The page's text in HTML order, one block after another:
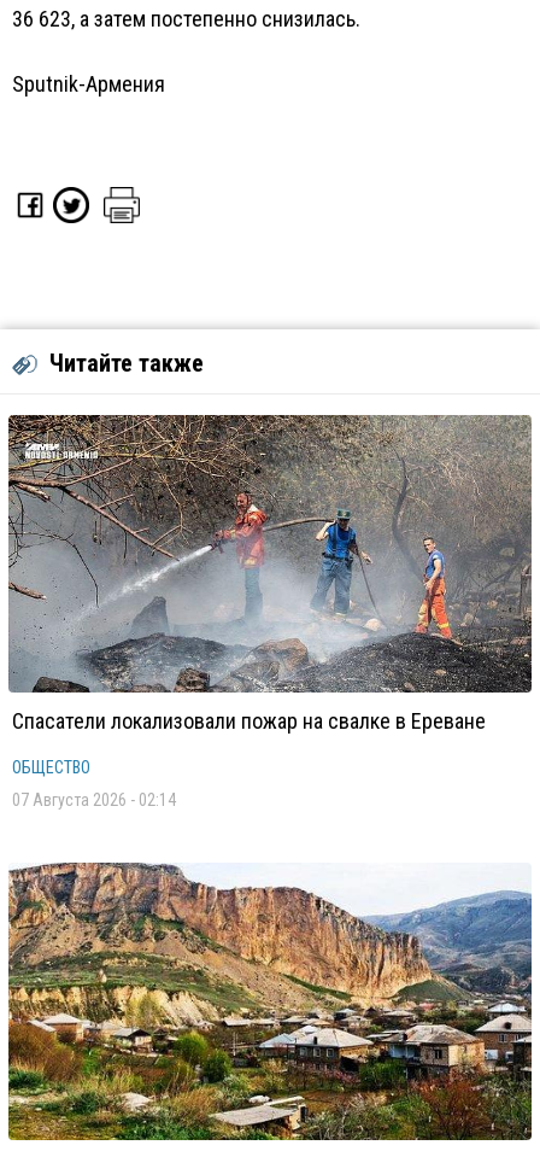
36 623, а затем постепенно снизилась.
Sputnik-Армения
Читайте также
Спасатели локализовали пожар на свалке в Ереване
ОБЩЕСТВО
07 Августа 2026 - 02:14